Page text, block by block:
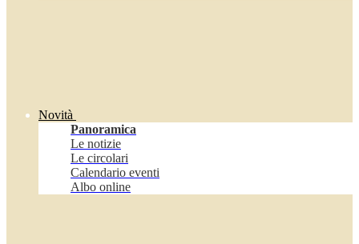
Novità
Panoramica
Le notizie
Le circolari
Calendario eventi
Albo online